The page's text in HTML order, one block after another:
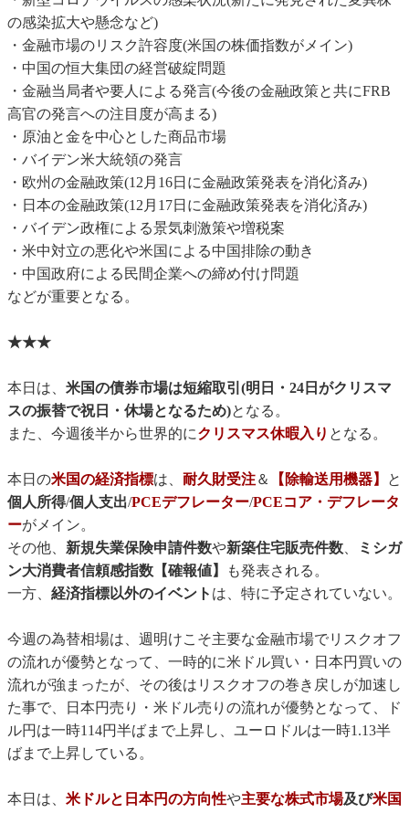
の感染拡大や懸念など)
・金融市場のリスク許容度(米国の株価指数がメイン)
・中国の恒大集団の経営破綻問題
・金融当局者や要人による発言(今後の金融政策と共にFRB
高官の発言への注目度が高まる)
・原油と金を中心とした商品市場
・バイデン米大統領の発言
・欧州の金融政策(12月16日に金融政策発表を消化済み)
・日本の金融政策(12月17日に金融政策発表を消化済み)
・バイデン政権による景気刺激策や増税案
・米中対立の悪化や米国による中国排除の動き
・中国政府による民間企業への締め付け問題
などが重要となる。
★★★
本日は、 米国の債券市場は短縮取引(明日・24日がクリスマ
スの振替で祝日・休場となるため)となる。
また、今週後半から世界的にクリスマス休暇入り となる。
本日の米国の経済指標は、 耐久財受注＆ 【除輸送用機器】
と
個人所得/個人支出/PCEデフレーター/PCEコア・デフレータ
ーがメイン。
その他、 新規失業保険申請件数や新築住宅販売件数、
ミシガ
ン大消費者信頼感指数【確報値】
も発表される。
一方、 経済指標以外のイベント は、特に予定されていない。
今週の為替相場は、週明けこそ主要な金融市場でリスクオフ
の流れが優勢となって、一時的に米ドル買い・日本円買いの
流れが強まったが、その後はリスクオフの巻き戻しが加速し
た事で、日本円売り・米ドル売りの流れが優勢となって、ド
ル円は一時114円半ばまで上昇し、ユーロドルは一時1.13半
ばまで上昇している。
本日は、 米ドルと日本円の方向性や主要な株式市場及び米国